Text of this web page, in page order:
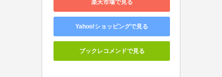
楽天市場で見る
Yahoo!ショッピングで見る
ブックレコメンドで見る